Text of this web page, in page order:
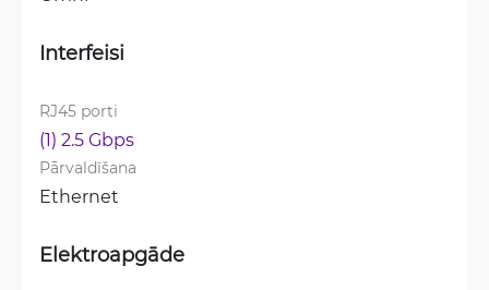
Interfeisi
RJ45 porti
(1) 2.5 Gbps
Pārvaldīšana
Ethernet
Elektroapgāde